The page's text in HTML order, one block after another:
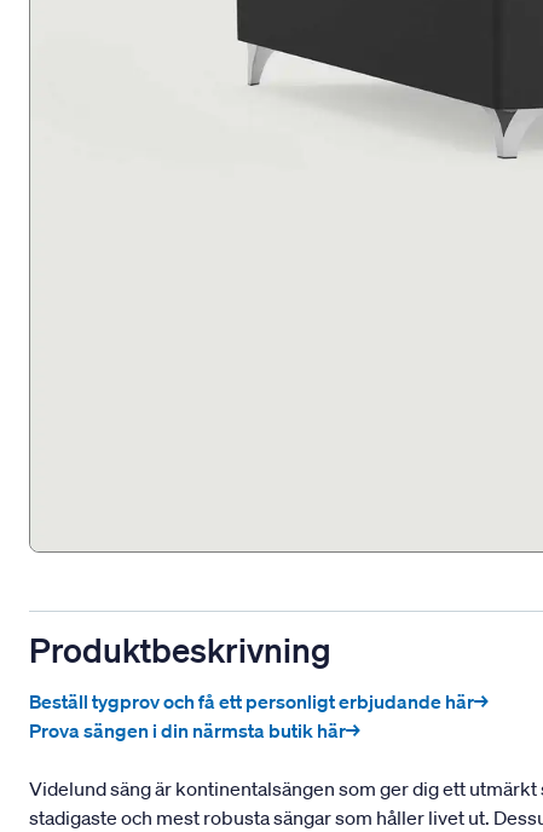
Produktbeskrivning
Beställ tygprov och få ett personligt erbjudande här→
Prova sängen i din närmsta butik här→
Videlund säng är kontinentalsängen som ger dig ett
stadigaste och mest robusta sängar som håller livet ut.